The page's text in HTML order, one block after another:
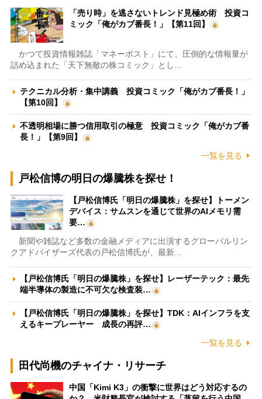
「売り時」を逃さないトレンド見極め術 投資コ
ミック「俺がカブ番長！」【第11回】
かつて投資情報雑誌「マネーポスト」にて、圧倒的な情報量が
詰め込まれた「天下無敵の株コミック」とし…
テクニカル分析・集中講義 投資コミック「俺がカブ番長！」
【第10回】
不透明相場に勝つ信用取引の極意 投資コミック「俺がカブ番
長！」【第9回】
一覧を見る
戸松信博の明日の爆騰株を探せ！
【戸松信博氏「明日の爆騰株」を探せ】トーメン
デバイス：サムスンを通じて世界のAIメモリ需
要…
新聞や雑誌など多数の金融メディアに出演するグローバルリン
クアドバイザーズ代表の戸松信博氏が、最新…
【戸松信博氏「明日の爆騰株」を探せ】レーザーテック：最先
端半導体の製造に不可欠な検査装…
【戸松信博氏「明日の爆騰株」を探せ】TDK：AIインフラを支
えるキープレーヤー 成長の再評…
一覧を見る
田代尚機のチャイナ・リサーチ
中国「Kimi K3」の衝撃に世界はどう対応するの